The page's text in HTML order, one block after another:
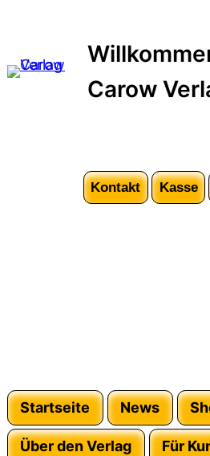
springen
Carow
Kontakt Kasse
Startseite News
Über den Verlag Für